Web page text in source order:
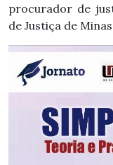
procurador de
de Justiça de